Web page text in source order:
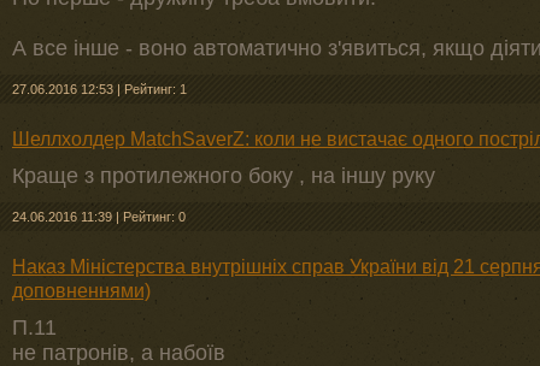
А все інше - воно автоматично з'явиться, якщо
27.06.2016 12:53 | Рейтинг: 1
Шеллхолдер MatchSaverZ: коли не вистачає одного
Краще з протилежного боку , на іншу руку
24.06.2016 11:39 | Рейтинг: 0
Наказ Міністерства внутрішніх справ України від 21
доповненнями)
П.11
не патронів, а набоїв